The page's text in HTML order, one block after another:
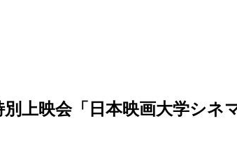
別上映会「日本映画大学シ